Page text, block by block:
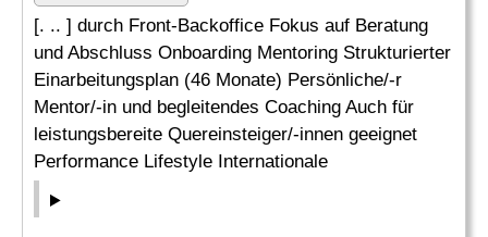
[. .. ] durch Front-Backoffice Fokus auf Beratung
und Abschluss Onboarding Mentoring Strukturierter
Einarbeitungsplan (46 Monate) Persönliche/-r
Mentor/-in und begleitendes Coaching Auch für
leistungsbereite Quereinsteiger/-innen geeignet
Performance Lifestyle Internationale